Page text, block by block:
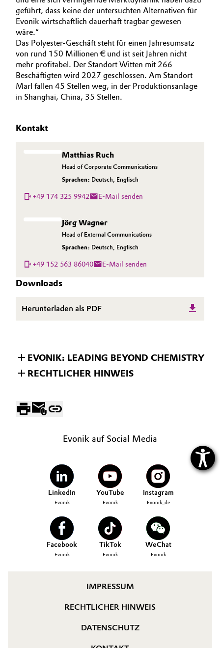
Oil & Gas, Petrochemicals
Personal Care & Beauty
Pharma & Biopharma
Plastics & Rubber
Pulp, Paper & Packaging
Textiles, Leather & Nonwovens
geführt, dass keine der untersuchten Alternativen für
Evonik wirtschaftlich dauerhaft tragbar gewesen
wäre.“
Das Polyester-Geschäft steht für einen Jahresumsatz
von rund 150 Millionen € und ist seit Jahren nicht
mehr profitabel. Der Standort Witten mit 266
Beschäftigten wird 2027 geschlossen. Am Standort
Marl fallen 45 Stellen weg, in der Produktionsanlage
in Shanghai, China, 35 Stellen.
Kontakt
Matthias Ruch
Head of Corporate Communications
Sprachen: Deutsch, Englisch
+49 174 325 9942 E-Mail senden
Jörg Wagner
Head of External Communications
Sprachen: Deutsch, Englisch
+49 152 563 86040 E-Mail senden
Downloads
Herunterladen als PDF
EVONIK: LEADING BEYOND CHEMISTRY
RECHTLICHER HINWEIS
Evonik auf Social Media
LinkedIn
Evonik
YouTube
Evonik
Instagram
Evonik_de
Facebook
Evonik
TikTok
Evonik
WeChat
Evonik
IMPRESSUM
RECHTLICHER HINWEIS
DATENSCHUTZ